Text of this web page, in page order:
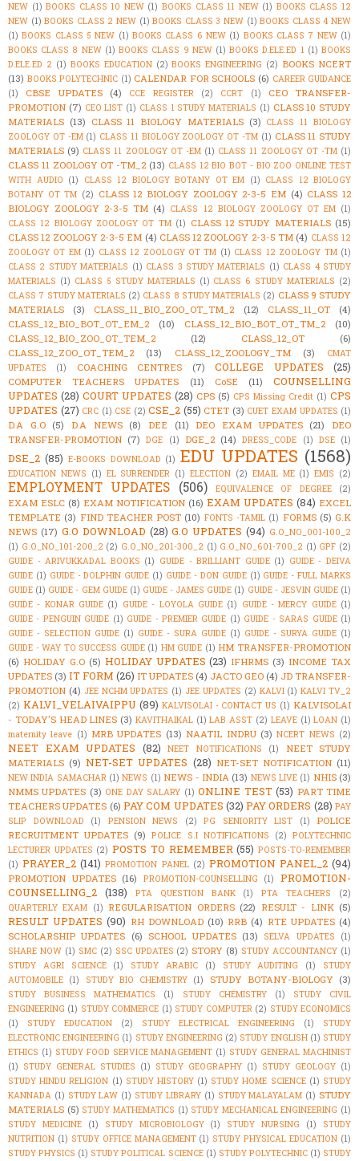
NEW (1) BOOKS CLASS 10 NEW (1) BOOKS CLASS 11 NEW (1) BOOKS CLASS 12
NEW (1) BOOKS CLASS 2 NEW (1) BOOKS CLASS 3 NEW (1) BOOKS CLASS 4 NEW
(1) BOOKS CLASS 5 NEW (1) BOOKS CLASS 6 NEW (1) BOOKS CLASS 7 NEW (1)
BOOKS CLASS 8 NEW (1) BOOKS CLASS 9 NEW (1) BOOKS D.ELE.ED 1 (1) BOOKS
D.ELE.ED 2 (1) BOOKS EDUCATION (2) BOOKS ENGINEERING (2) BOOKS NCERT
(13) BOOKS POLYTECHNIC (1) CALENDAR FOR SCHOOLS (6) CAREER GUIDANCE
(1)
CBSE UPDATES (4) CCE REGISTER (2) CCRT (1)
CEO TRANSFER-
PROMOTION (7) CEO LIST (1) CLASS 1 STUDY MATERIALS (1) CLASS 10 STUDY
MATERIALS (13) CLASS 11 BIOLOGY MATERIALS (3) CLASS 11 BIOLOGY
ZOOLOGY OT -EM (1) CLASS 11 BIOLOGY ZOOLOGY OT -TM (1) CLASS 11 STUDY
MATERIALS (9) CLASS 11 ZOOLOGY OT -EM (1) CLASS 11 ZOOLOGY OT -TM (1)
CLASS 11 ZOOLOGY OT -TM_2 (13) CLASS 12 BIO BOT - BIO ZOO ONLINE TEST
WITH AUDIO (1) CLASS 12 BIOLOGY BOTANY OT EM (1) CLASS 12 BIOLOGY
BOTANY OT TM (2) CLASS 12 BIOLOGY ZOOLOGY 2-3-5 EM (4) CLASS 12
BIOLOGY ZOOLOGY 2-3-5 TM (4) CLASS 12 BIOLOGY ZOOLOGY OT EM (1)
CLASS 12 BIOLOGY ZOOLOGY OT TM (1) CLASS 12 STUDY MATERIALS (15)
CLASS 12 ZOOLOGY 2-3-5 EM (4) CLASS 12 ZOOLOGY 2-3-5 TM (4) CLASS 12
ZOOLOGY OT EM (1) CLASS 12 ZOOLOGY OT TM (1) CLASS 12 ZOOLOGY TM (1)
CLASS 2 STUDY MATERIALS (1) CLASS 3 STUDY MATERIALS (1) CLASS 4 STUDY
MATERIALS (1) CLASS 5 STUDY MATERIALS (1) CLASS 6 STUDY MATERIALS (2)
CLASS 7 STUDY MATERIALS (2) CLASS 8 STUDY MATERIALS (2) CLASS 9 STUDY
MATERIALS
(3) CLASS_11_BIO_ZOO_OT_TM_2 (12) CLASS_11_OT
(4)
CLASS_12_BIO_BOT_OT_EM_2
(10) CLASS_12_BIO_BOT_OT_TM_2
(10)
CLASS_12_BIO_ZOO_OT_TEM_2
(12) CLASS_12_OT
(6)
CLASS_12_ZOO_OT_TEM_2
(13) CLASS_12_ZOOLOGY_TM (3)
CMAT
UPDATES
(1) COACHING CENTRES (7) COLLEGE UPDATES (25)
COMPUTER TEACHERS UPDATES (11) CoSE (11)
COUNSELLING
UPDATES (28) COURT UPDATES (28) CPS (5) CPS Missing Credit (1) CPS
UPDATES (27) CRC (1) CSE (2) CSE_2 (55) CTET (3) CUET EXAM UPDATES (1)
D.A G.O (5) D.A NEWS (8) DEE (11) DEO EXAM UPDATES (21)
DEO
TRANSFER-PROMOTION (7) DGE (1) DGE_2 (14) DRESS_CODE (1) DSE (1)
DSE_2 (85) E-BOOKS DOWNLOAD (1) EDU UPDATES (1568)
EDUCATION NEWS (1) EL SURRENDER (1) ELECTION (2) EMAIL ME (1) EMIS (2)
EMPLOYMENT UPDATES (506) EQUIVALENCE OF DEGREE (2)
EXAM ESLC (8) EXAM NOTIFICATION (16) EXAM UPDATES (84) EXCEL
TEMPLATE (3) FIND TEACHER POST (10) FONTS -TAMIL (1) FORMS (5) G.K
NEWS (17) G.O DOWNLOAD (28) G.O UPDATES (94) G.O_NO_001-100_2
(1) G.O_NO_101-200_2 (2) G.O_NO_201-300_2 (1) G.O_NO_601-700_2 (1) GPF (2)
GUIDE - ARIVUKKADAL BOOKS (1) GUIDE - BRILLIANT GUIDE (1) GUIDE - DEIVA
GUIDE (1) GUIDE - DOLPHIN GUIDE (1) GUIDE - DON GUIDE (1) GUIDE - FULL MARKS
GUIDE (1) GUIDE - GEM GUIDE (1) GUIDE - JAMES GUIDE (1) GUIDE - JESVIN GUIDE (1)
GUIDE - KONAR GUIDE (1) GUIDE - LOYOLA GUIDE (1) GUIDE - MERCY GUIDE (1)
GUIDE - PENGUIN GUIDE (1) GUIDE - PREMIER GUIDE (1) GUIDE - SARAS GUIDE (1)
GUIDE - SELECTION GUIDE (1) GUIDE - SURA GUIDE (1) GUIDE - SURYA GUIDE (1)
GUIDE - WAY TO SUCCESS GUIDE (1) HM GUIDE (1) HM TRANSFER-PROMOTION
(6) HOLIDAY G.O (5) HOLIDAY UPDATES (23) IFHRMS (3) INCOME TAX
UPDATES (3) IT FORM (26) IT UPDATES (4) JACTO GEO (4) JD TRANSFER-
PROMOTION (4) JEE NCHM UPDATES (1) JEE UPDATES (2) KALVI (1) KALVI TV_2
(2) KALVI_VELAIVAIPPU (89) KALVISOLAI - CONTACT US (1) KALVISOLAI
- TODAY'S HEAD LINES (3) KAVITHAIKAL (1) LAB ASST (2) LEAVE (1) LOAN (1)
maternity leave (1) MRB UPDATES (13) NAATIL INDRU (3) NCERT NEWS (2)
NEET EXAM UPDATES (82) NEET NOTIFICATIONS (1)
NEET STUDY
MATERIALS (9) NET-SET UPDATES (28) NET-SET NOTIFICATION (11)
NEW INDIA SAMACHAR (1) NEWS (1) NEWS - INDIA (13) NEWS LIVE (1) NHIS (3)
NMMS UPDATES (3) ONE DAY SALARY (1) ONLINE TEST (53) PART TIME
TEACHERS UPDATES (6) PAY COM UPDATES (32) PAY ORDERS (28) PAY
SLIP DOWNLOAD
(1) PENSION NEWS (2) PG SENIORITY LIST (1)
POLICE
RECRUITMENT UPDATES (9) POLICE S.I NOTIFICATIONS (2) POLYTECHNIC
LECTURER UPDATES (2) POSTS TO REMEMBER (55) POSTS-TO-REMEMBER
(1) PRAYER_2 (141) PROMOTION PANEL (2) PROMOTION PANEL_2 (94)
PROMOTION UPDATES (16) PROMOTION-COUNSELLING (1)
PROMOTION-
COUNSELLING_2 (138) PTA QUESTION BANK (1) PTA TEACHERS
(2)
QUARTERLY EXAM (1) REGULARISATION ORDERS (22) RESULT - LINK (5)
RESULT UPDATES (90) RH DOWNLOAD (10) RRB (4) RTE UPDATES (4)
SCHOLARSHIP UPDATES (6) SCHOOL UPDATES (13) SELVA UPDATES
(1)
SHARE NOW (1) SMC (2) SSC UPDATES (2) STORY (8) STUDY ACCOUNTANCY (1)
STUDY AGRI SCIENCE
(1) STUDY ARABIC (1) STUDY AUDITING (1)
STUDY
AUTOMOBILE (1) STUDY BIO CHEMISTRY (1) STUDY BOTANY-BIOLOGY (3)
STUDY BUSINESS MATHEMATICS (1) STUDY CHEMISTRY (1)
STUDY CIVIL
ENGINEERING (1) STUDY COMMERCE (1) STUDY COMPUTER (2) STUDY ECONOMICS
(1)
STUDY EDUCATION (2) STUDY ELECTRICAL ENGINEERING (1)
STUDY
ELECTRONIC ENGINEERING (1) STUDY ENGINEERING (2) STUDY ENGLISH (1) STUDY
ETHICS (1) STUDY FOOD SERVICE MANAGEMENT (1) STUDY GENERAL MACHINIST
(1) STUDY GENERAL STUDIES (1) STUDY GEOGRAPHY (1) STUDY GEOLOGY (1)
STUDY HINDU RELIGION (1) STUDY HISTORY (1) STUDY HOME SCIENCE (1) STUDY
KANNADA (1) STUDY LAW (1) STUDY LIBRARY (1) STUDY MALAYALAM (1) STUDY
MATERIALS (5) STUDY MATHEMATICS (1) STUDY MECHANICAL ENGINEERING (1)
STUDY MEDICINE
(1) STUDY MICROBIOLOGY (1) STUDY NURSING (1)
STUDY
NUTRITION (1) STUDY OFFICE MANAGEMENT (1) STUDY PHYSICAL EDUCATION (1)
STUDY PHYSICS (1) STUDY POLITICAL SCIENCE (1) STUDY POLYTECHNIC (1) STUDY